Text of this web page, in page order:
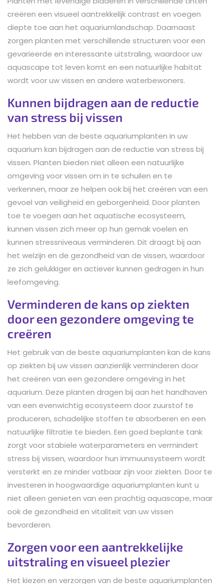
creëren een visueel aantrekkelijk contrast en voegen
diepte toe aan het aquariumlandschap. Daarnaast
zorgen planten met verschillende structuren voor een
gevarieerde en interessante uitstraling, waardoor uw
aquascape tot leven komt en een natuurlijke habitat
wordt voor uw vissen en andere waterbewoners.
Kunnen bijdragen aan de reductie
van stress bij vissen
Het hebben van de beste aquariumplanten in uw
aquarium kan bijdragen aan de reductie van stress bij
vissen. Planten bieden niet alleen een natuurlijke
omgeving voor vissen om in te schuilen en te
verkennen, maar ze helpen ook bij het creëren van een
gevoel van veiligheid en geborgenheid. Door planten
toe te voegen aan het aquatische ecosysteem,
kunnen vissen zich meer op hun gemak voelen en
kunnen stressniveaus verminderen. Dit draagt bij aan
het welzijn en de gezondheid van de vissen, waardoor
ze zich gelukkiger en actiever kunnen gedragen in hun
leefomgeving.
Verminderen de kans op ziekten
door een gezondere omgeving te
creëren
Het gebruik van de beste aquariumplanten kan de kans
op ziekten bij uw vissen aanzienlijk verminderen door
het creëren van een gezondere omgeving in het
aquarium. Deze planten dragen bij aan het handhaven
van een evenwichtig ecosysteem door zuurstof te
produceren, schadelijke stoffen te absorberen en een
natuurlijke filtratie te bieden. Een goed beplante tank
zorgt voor stabiele waterparameters en vermindert
stress bij vissen, waardoor hun immuunsysteem wordt
versterkt en ze minder vatbaar zijn voor ziekten. Door te
investeren in hoogwaardige aquariumplanten kunt u
niet alleen genieten van een prachtig aquascape, maar
ook de gezondheid en vitaliteit van uw vissen
bevorderen.
Zorgen voor een aantrekkelijke
uitstraling en visueel plezier
Het kiezen en verzorgen van de beste aquariumplanten